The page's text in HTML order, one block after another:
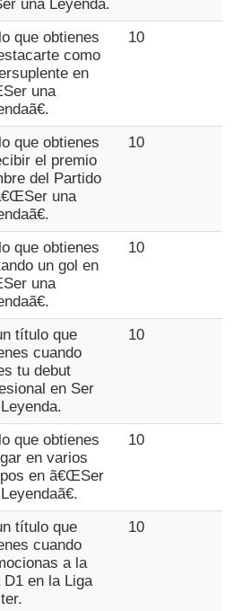
una Leyenda.
que obtienes
como
en
una
10
que obtienes
el premio
del Partido
una
10
que obtienes
un gol en
una
10
título que
cuando
tu debut
en Ser
10
que obtienes
en varios
en ã€ŒSer
10
título que
cuando
a la
D1 en la Liga
10